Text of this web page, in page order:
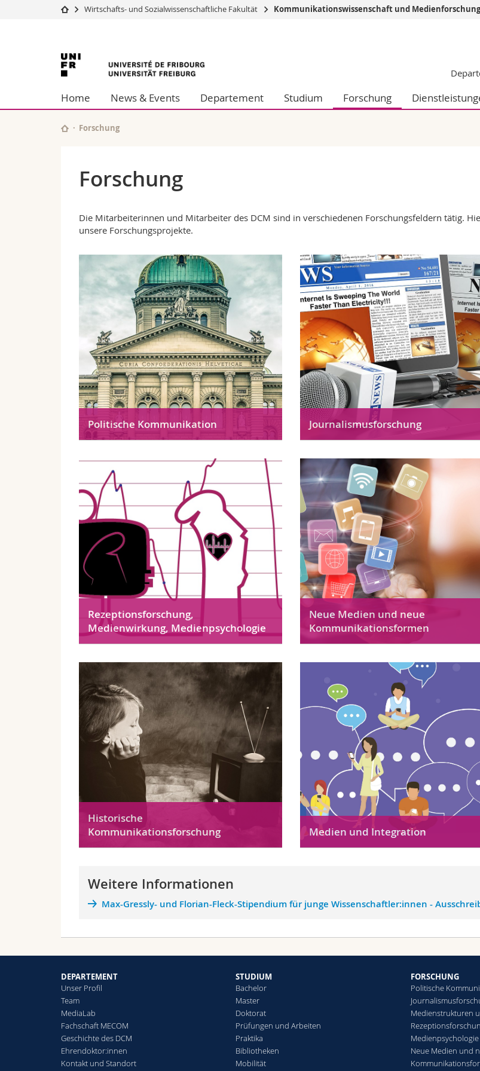
Studium
Campus
Universität
Weiterbildung
Theologische Fak.
Philosophische Fak.
Fak. für Erziehungs- und Bildungswissenschaften
Wirtschafts- und Sozialwissenschaftliche Fakultät Kommunikationswissenschaft und Medienforschung
Universität
Freiburg
Home News & Events Departement Studium Forschung
Forschung
Forschung
Die Mitarbeiterinnen und Mitarbeiter des DCM sind in verschiedenen Forschungsfeldern tätig.
unsere Forschungsprojekte.
Politische Kommunikation Journalismusforschung
Rezeptionsforschung,
Medienwirkung, Medienpsychologie
Neue Medien und neue
Kommunikationsformen
Historische
Kommunikationsforschung
Medien und Integration
Weitere Informationen
Max-Gressly- und Florian-Fleck-Stipendium für junge Wissenschaftler:innen -
DEPARTEMENT
Unser Profil
Team
MediaLab
Fachschaft MECOM
Geschichte des DCM
Ehrendoktor:innen
Kontakt und Standort
STUDIUM
Bachelor
Master
Doktorat
Prüfungen und Arbeiten
Praktika
Bibliotheken
Mobilität
FORSCHUNG
Politische
Medienstrukturen
Medienpsychologie
Neue Medien und